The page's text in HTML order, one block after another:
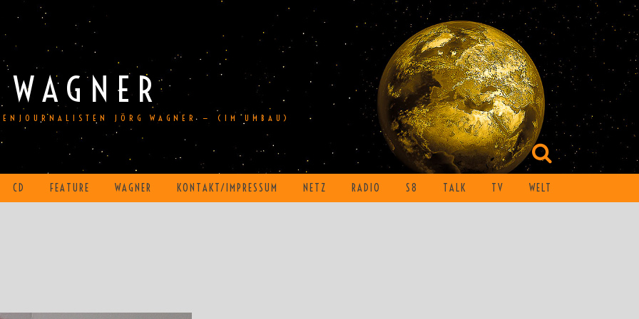
JÖRG WAGNER — (IM UMBAU)
CD FEATURE WAGNER KONTAKT/IMPRESSUM NETZ RADIO S8 TALK TV WELT